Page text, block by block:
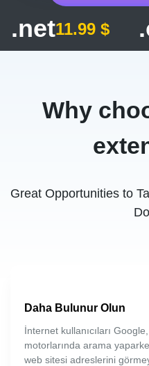
.net11.99 $
Why
Great Opportunities to
Daha Bulunur Olun
İnternet kullanıcıları
motorlarında arama
web sitesi adreslerini